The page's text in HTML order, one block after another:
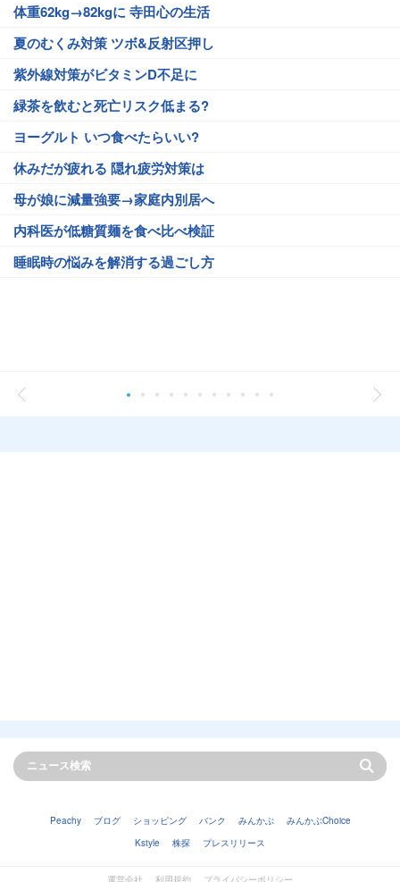
体重62kg→82kgに 寺田心の生活
夏のむくみ対策 ツボ&反射区押し
紫外線対策がビタミンD不足に
緑茶を飲むと死亡リスク低まる?
ヨーグルト いつ食べたらいい?
休みだが疲れる 隠れ疲労対策は
母が娘に減量強要→家庭内別居へ
内科医が低糖質麺を食べ比べ検証
睡眠時の悩みを解消する過ごし方
Peachy ブログ ショッピング バンク みんかぶ
みんかぶChoice
Kstyle
株探 プレスリリース
運営会社 利用規約 プライバシーポリシー